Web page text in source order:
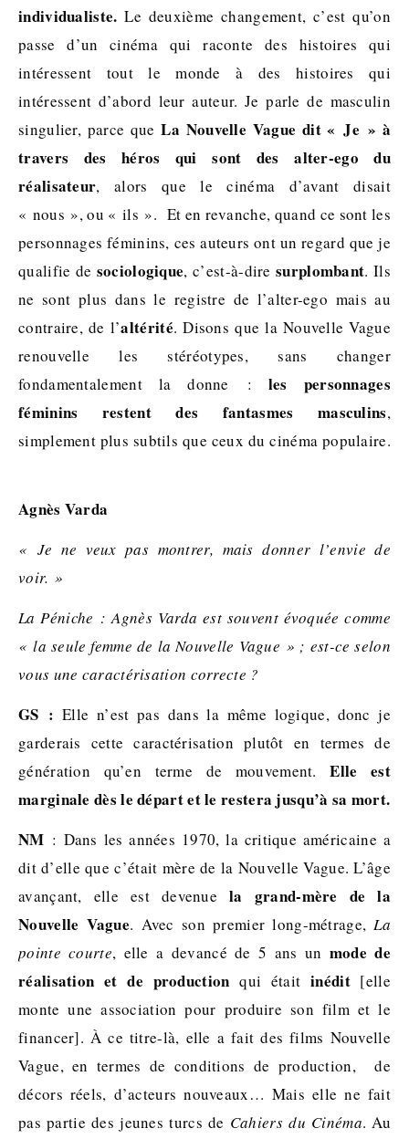
individualiste. Le deuxième changement, c’est qu’on
passe d’un cinéma qui raconte des histoires qui
intéressent tout le monde à des histoires qui
intéressent d’abord leur auteur. Je parle de masculin
singulier, parce queLa Nouvelle Vague dit « Je » à
travers des héros qui sont des alter-ego du
réalisateur, alors que le cinéma d’avant disait
« nous », ou « ils ». Et en revanche, quand ce sont les
personnages féminins, ces auteurs ont un regard que je
qualifie de sociologique, c’est-à-diresurplombant. Ils
ne sont plus dans le registre de l’alter-ego mais au
contraire, de l’altérité. Disons que la Nouvelle Vague
renouvelle les stéréotypes, sans changer
fondamentalement la donne : les personnages
féminins restent des fantasmes masculins,
simplement plus subtils que ceux du cinéma populaire.
Agnès Varda
« Je ne veux pas montrer, mais donner l’envie de
voir. »
La Péniche : Agnès Varda est souvent évoquée comme
« la seule femme de la Nouvelle Vague » ; est-ce selon
vous une caractérisation correcte ?
GS : Elle n’est pas dans la même logique, donc je
garderais cette caractérisation plutôt en termes de
génération qu’en terme de mouvement.Elle est
marginale dès le départ et le restera jusqu’à sa mort.
NM : Dans les années 1970, la critique américaine a
dit d’elle que c’était mère de la Nouvelle Vague. L’âge
avançant, elle est devenuela grand-mère de la
Nouvelle Vague. Avec son premier long-métrage,La
pointe courte, elle a devancé de 5 ans un mode de
réalisation et de production qui était inédit[elle
monte une association pour produire son film et le
financer]. À ce titre-là, elle a fait des films Nouvelle
Vague, en termes de conditions de production, de
décors réels, d’acteurs nouveaux… Mais elle ne fait
pas partie des jeunes turcs de Cahiers du Cinéma. Au